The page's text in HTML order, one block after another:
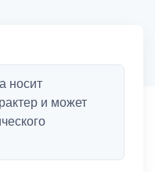
носит
и может